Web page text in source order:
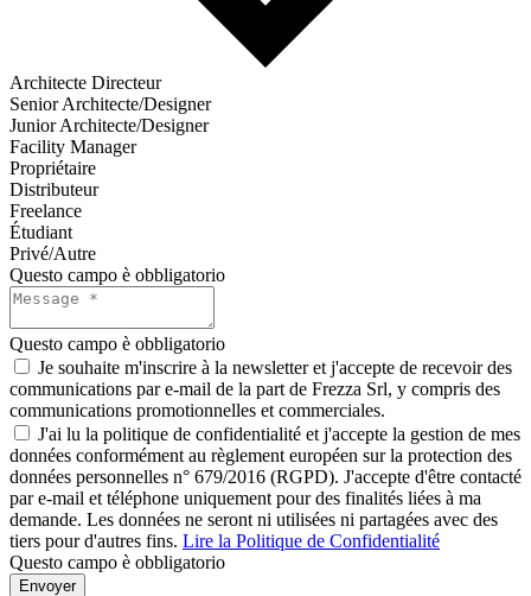
Architecte Directeur
Senior Architecte/Designer
Junior Architecte/Designer
Facility Manager
Propriétaire
Distributeur
Freelance
Étudiant
Privé/Autre
Questo campo è obbligatorio
Questo campo è obbligatorio
Je souhaite m'inscrire à la newsletter et j'accepte de recevoir des
communications par e-mail de la part de Frezza Srl, y compris des
communications promotionnelles et commerciales.
J'ai lu la politique de confidentialité et j'accepte la gestion de mes
données conformément au règlement européen sur la protection des
données personnelles n° 679/2016 (RGPD). J'accepte d'être contacté
par e-mail et téléphone uniquement pour des finalités liées à ma
demande. Les données ne seront ni utilisées ni partagées avec des
tiers pour d'autres fins. Lire la Politique de Confidentialité
Questo campo è obbligatorio
Envoyer